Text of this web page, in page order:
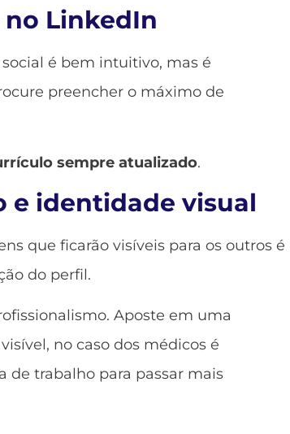
no LinkedIn
é bem intuitivo, mas é
preencher o máximo de
sempre atualizado.
e identidade visual
que ficarão visíveis para os outros é
do perfil.
Aposte em uma
no caso dos médicos é
de trabalho para passar mais